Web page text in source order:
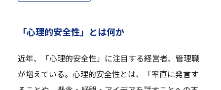
「心理的安全性」とは何か
近年、「心理的安全性」に注目する経営者、管理職
が増えている。心理的安全性とは、「率直に発言す